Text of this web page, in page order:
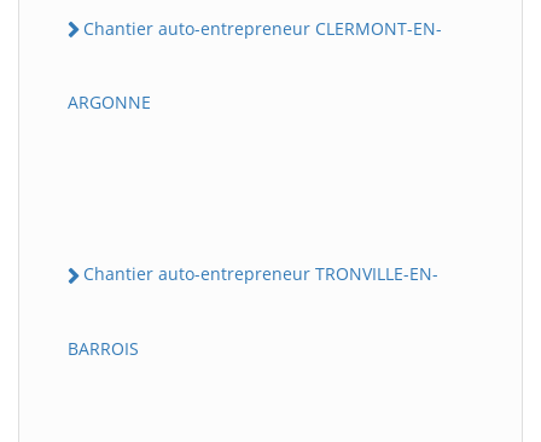
Chantier auto-entrepreneur CLERMONT-EN-
ARGONNE
Chantier auto-entrepreneur TRONVILLE-EN-
BARROIS